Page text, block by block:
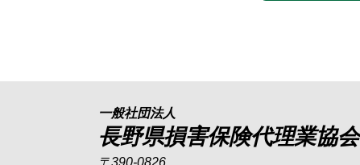
一般社団法人
長野県損害保険代理業協会
〒390-0826